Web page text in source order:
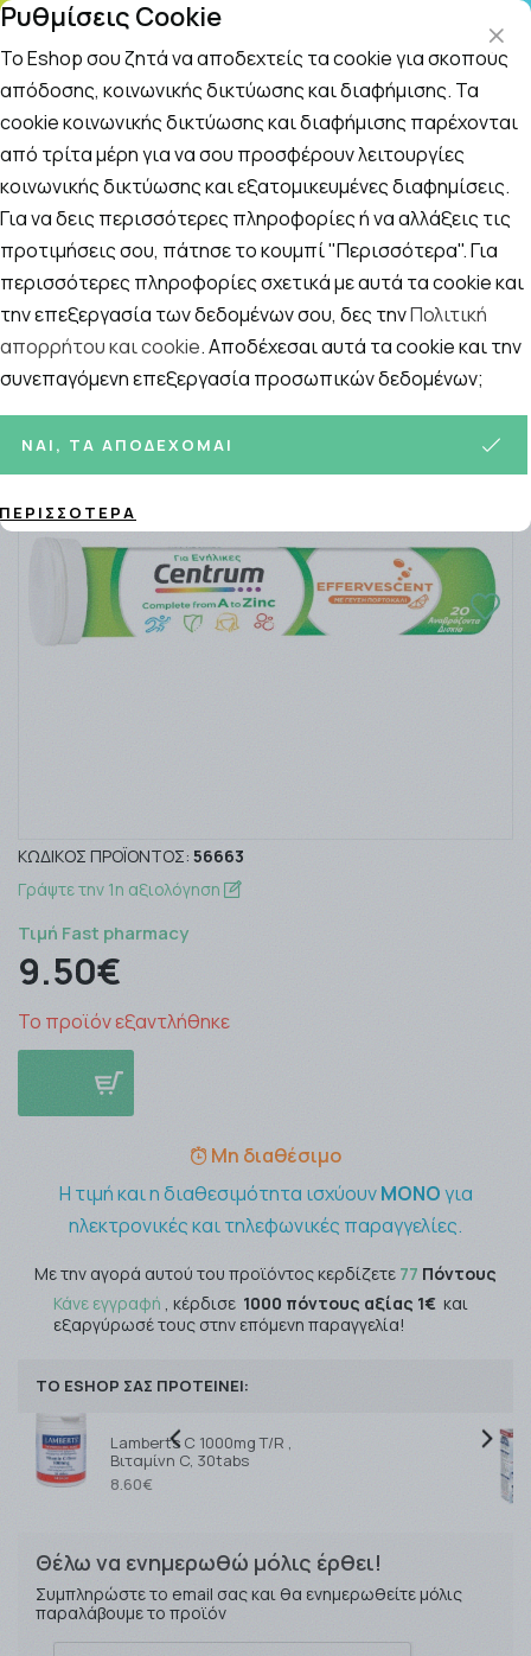
Αναζήτηση
Αρχική / Εταιρίες / Centrum /Centrum Complete For A to
Centrum Complete For A to Zinc με
Γεύση Πορτοκάλι, 20 Αναβράζοντα
Δισκία
ΚΩΔΙΚΌΣ ΠΡΟΪΌΝΤΟΣ: 56663
Γράψτε την 1η αξιολόγηση
Τιμή Fast pharmacy
9.50€
Το προϊόν εξαντλήθηκε
Μη διαθέσιμο
Η τιμή και η διαθεσιμότητα ισχύουνΜΟΝΟγια
ηλεκτρονικές και τηλεφωνικές παραγγελίες.
Με την αγορά αυτού του προϊόντος κερδίζετε 77 Πόντους
Κάνε εγγραφή , κέρδισε 1000 πόντους αξίας 1€ και
εξαργύρωσέ τους στην επόμενη παραγγελία!
ΤΟ ESHOP ΣΑΣ ΠΡΟΤΕΙΝΕΙ:
Lamberts C 1000mg T/R ,
Βιταμίνη C, 30tabs
8.60€
Θέλω να ενημερωθώ μόλις έρθει!
Συμπληρώστε το email σας και θα ενημερωθείτε μόλις
παραλάβουμε το προϊόν
Ρυθμίσεις Cookie
Το Eshop σου ζητά να αποδεχτείς τα cookie για σκοπούς
απόδοσης, κοινωνικής δικτύωσης και διαφήμισης. Τα
cookie κοινωνικής δικτύωσης και διαφήμισης παρέχονται
από τρίτα μέρη για να σου προσφέρουν λειτουργίες
κοινωνικής δικτύωσης και εξατομικευμένες διαφημίσεις.
Για να δεις περισσότερες πληροφορίες ή να αλλάξεις τις
προτιμήσεις σου, πάτησε το κουμπί "Περισσότερα". Για
περισσότερες πληροφορίες σχετικά με αυτά τα cookie και
την επεξεργασία των δεδομένων σου, δες τηνΠολιτική
απορρήτου και cookie. Αποδέχεσαι αυτά τα cookie και την
συνεπαγόμενη επεξεργασία προσωπικών δεδομένων;
ΝΑΙ, ΤΑ ΑΠΟΔΈΧΟΜΑΙ
ΠΕΡΙΣΣΌΤΕΡΑ